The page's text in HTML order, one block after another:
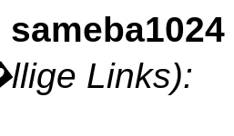
Links):